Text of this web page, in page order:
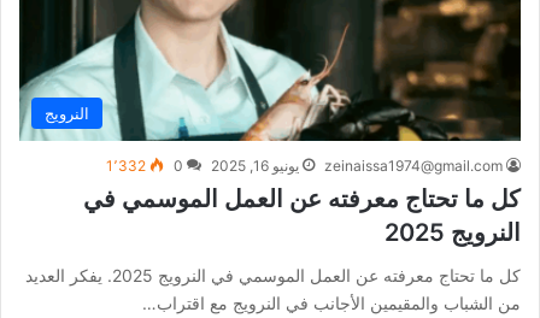
النرويج
zeinaissa1974@gmail.com يونيو 16, 2025 0 1٬332
كل ما تحتاج معرفته عن العمل الموسمي في
النرويج 2025
كل ما تحتاج معرفته عن العمل الموسمي في النرويج 2025. يفكر العديد
من الشباب والمقيمين الأجانب في النرويج مع اقتراب…